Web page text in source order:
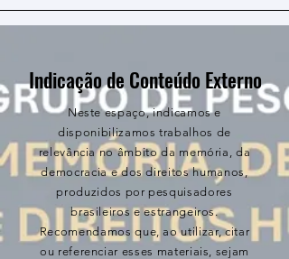
Indicação de Conteúdo Externo
Neste espaço, indicamos e
disponibilizamos trabalhos de
relevância no âmbito da memória, da
democracia e dos direitos humanos,
produzidos por pesquisadores
brasileiros e estrangeiros.
Recomendamos que, ao utilizar, citar
ou referenciar esses materiais, sejam